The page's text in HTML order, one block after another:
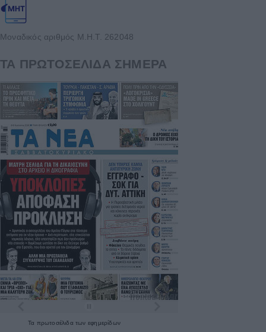
Μοναδικός αριθμός Μ.Η.Τ. 262048
ΤΑ ΠΡΩΤΟΣΕΛΙΔΑ ΣΗΜΕΡΑ
Τα πρωτοσέλιδατων εφημερίδων